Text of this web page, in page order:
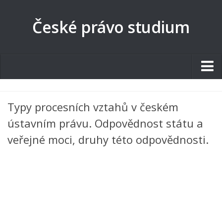
České právo studium
Tematické okruhy
Angličtina
Art
Typy procesních vztahů v českém
ústavním právu. Odpovědnost státu a
veřejné moci, druhy této odpovědnosti.